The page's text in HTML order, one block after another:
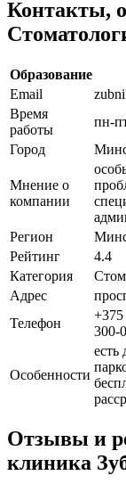
Контакты,
Образование
Email
Время
работы
пн-
Город
Мнение о
компании
Регион
Рейтинг
4.4
Категория
Адрес
Телефон
+375
300-
Особенности
есть
Отзывы и
клиника